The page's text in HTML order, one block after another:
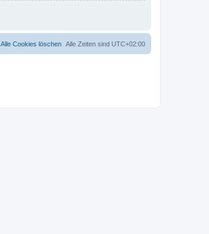
Alle Zeiten sind UTC+02:00
Alle Cookies löschen